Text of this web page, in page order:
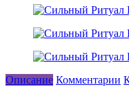
Описание Комментарии